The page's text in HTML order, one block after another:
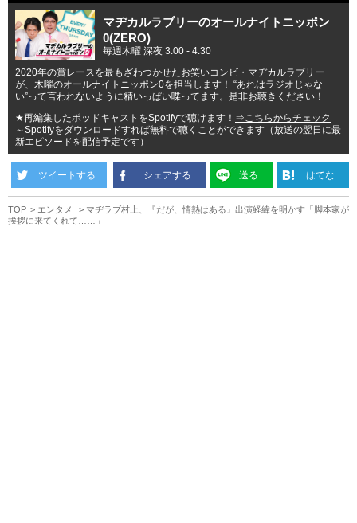
マヂカルラブリーのオールナイトニッポン
0(ZERO)
毎週木曜 深夜 3:00 - 4:30
2020年の賞レースを最もざわつかせたお笑いコンビ・マヂカルラブリー
が、木曜のオールナイトニッポン0を担当します！ “あれはラジオじゃな
い”って言われないように精いっぱい喋ってます。是非お聴きください！
★再編集したポッドキャストをSpotifyで聴けます！ ⇒こちらからチェック
～Spotifyをダウンロードすれば無料で聴くことができます（放送の翌日に最
新エピソードを配信予定です）
ツイートする シェアする 送る はてな
TOP エンタメ
マヂラブ村上、『だが、情熱はある』出演経緯を明かす「脚本家が
挨拶に来てくれて……」